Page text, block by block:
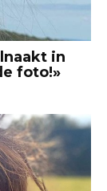
in
foto!»